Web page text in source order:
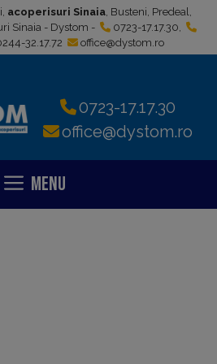
acoperisuri Sinaia, Busteni, Predeal,
Sinaia - Dystom -
0723-17.17.30,
32.17.72 office@dystom.ro
0723-17.17.30
office@dystom.ro
Menu